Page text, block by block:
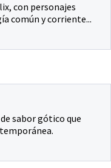
con personajes
común y corriente...
sabor gótico que